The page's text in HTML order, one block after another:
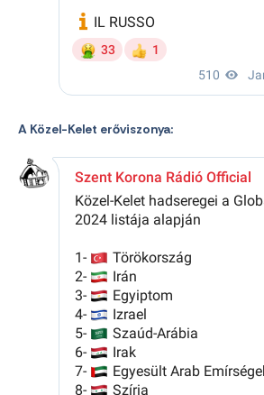
A Közel-Kelet erőviszonya: